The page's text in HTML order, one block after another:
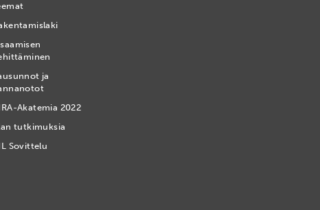
ja
Akatemia 2022
tutkimuksia
Sovittelu